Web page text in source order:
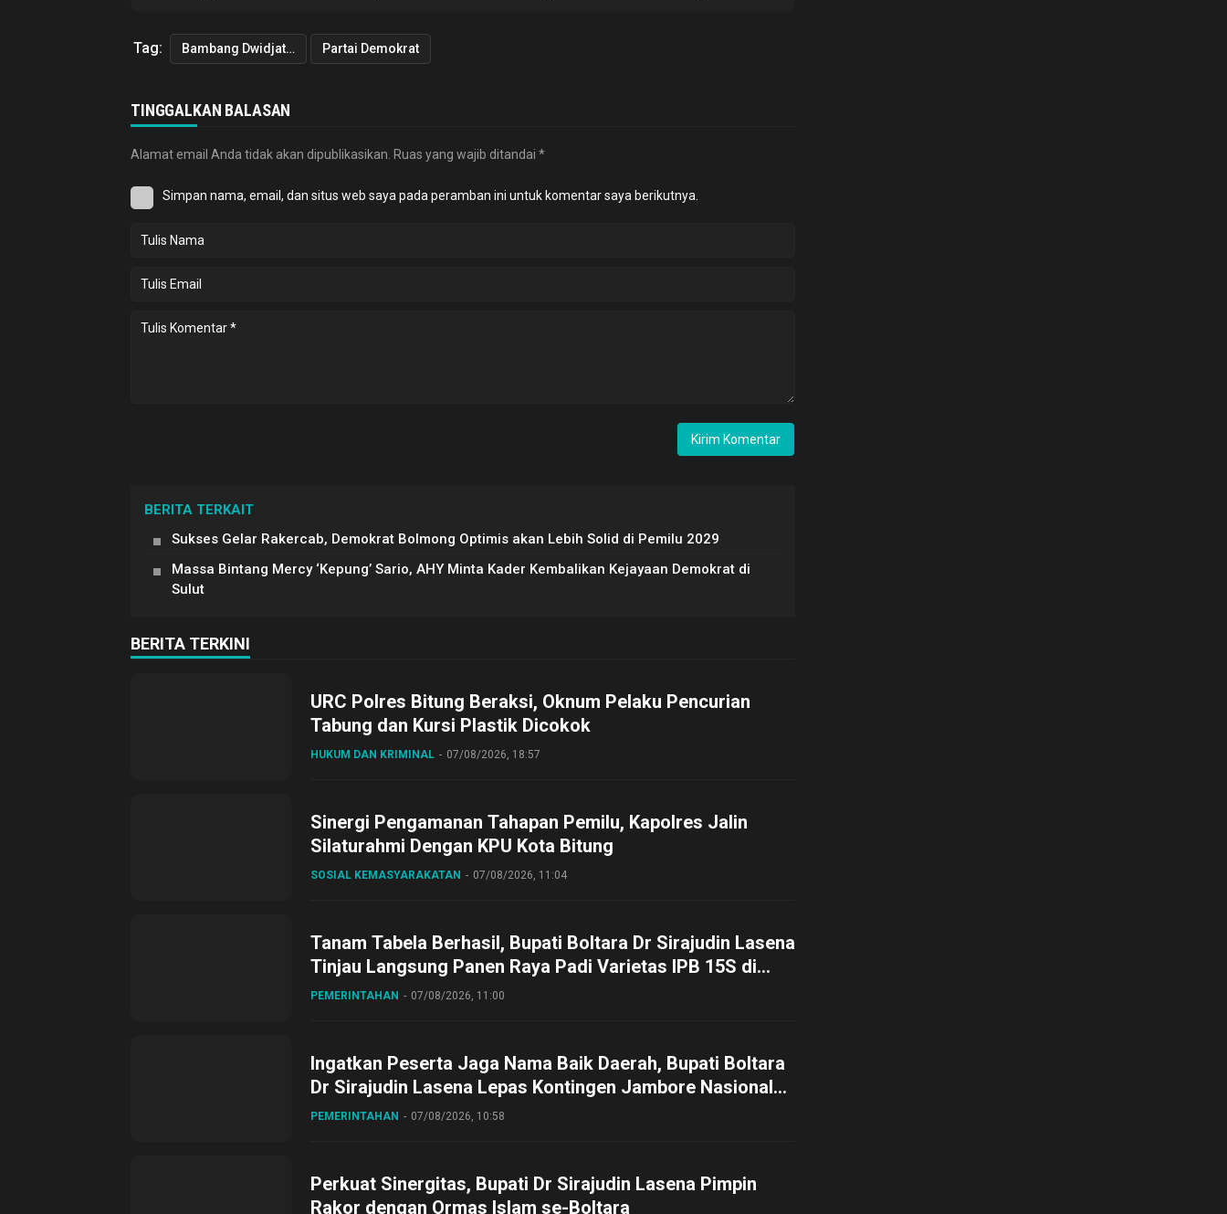
Tag: Bambang Dwidjatmiko Partai Demokrat
TINGGALKAN BALASAN
Alamat email Anda tidak akan dipublikasikan. Ruas yang wajib ditandai *
Simpan nama, email, dan situs web saya pada peramban ini untuk komentar saya berikutnya.
BERITA TERKAIT
Sukses Gelar Rakercab, Demokrat Bolmong Optimis akan Lebih Solid di Pemilu 2029
Massa Bintang Mercy ‘Kepung’ Sario, AHY Minta Kader Kembalikan Kejayaan Demokrat di
Sulut
BERITA TERKINI
URC Polres Bitung Beraksi, Oknum Pelaku Pencurian
Tabung dan Kursi Plastik Dicokok
HUKUM DAN KRIMINAL 07/08/2026, 18:57
Sinergi Pengamanan Tahapan Pemilu, Kapolres Jalin
Silaturahmi Dengan KPU Kota Bitung
SOSIAL KEMASYARAKATAN 07/08/2026, 11:04
Tanam Tabela Berhasil, Bupati Boltara Dr Sirajudin Lasena
Tinjau Langsung Panen Raya Padi Varietas IPB 15S di
Desa Gihang
PEMERINTAHAN 07/08/2026, 11:00
Ingatkan Peserta Jaga Nama Baik Daerah, Bupati Boltara
Dr Sirajudin Lasena Lepas Kontingen Jambore Nasional
ke XII di Buperta Cibubur
PEMERINTAHAN 07/08/2026, 10:58
Perkuat Sinergitas, Bupati Dr Sirajudin Lasena Pimpin
Rakor dengan Ormas Islam se-Boltara